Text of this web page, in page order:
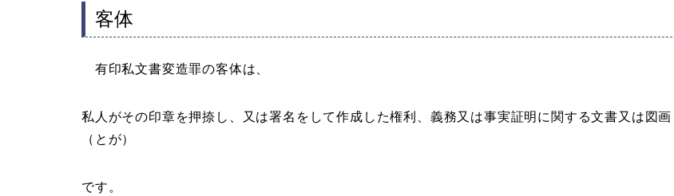
客体
有印私文書変造罪の客体は、
私人がその印章を押捺し、又は署名をして作成した権利、義務又は事実証明に関する文書又は図画
（とが）
です。